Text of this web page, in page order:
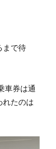
まで待
車券は通
れたのは